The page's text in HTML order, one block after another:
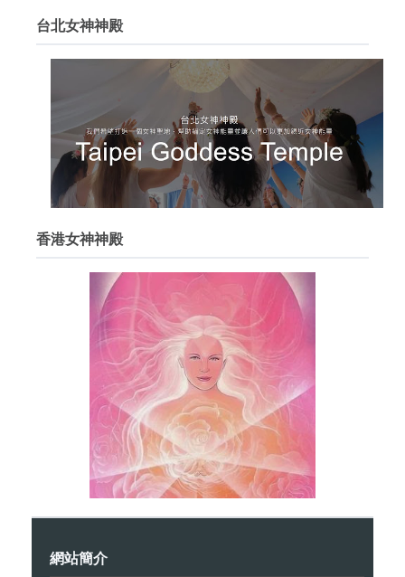
台北女神神殿
香港女神神殿
網站簡介